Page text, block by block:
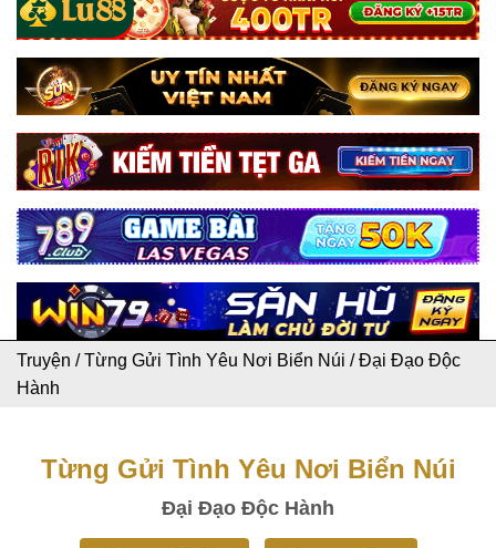
Truyện /Từng Gửi Tình Yêu Nơi Biển Núi /Đại Đạo Độc
Hành
Từng Gửi Tình Yêu Nơi Biển Núi
Đại Đạo Độc Hành